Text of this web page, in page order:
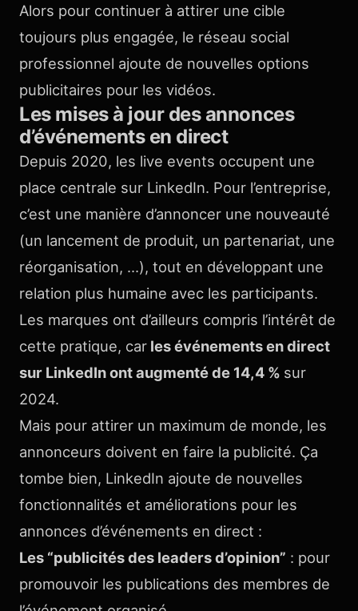
Alors pour continuer à attirer une cible
toujours plus engagée, le réseau social
professionnel ajoute de nouvelles options
publicitaires pour les vidéos.
Les mises à jour des annonces
d’événements en direct
Depuis 2020, les live events occupent une
place centrale sur LinkedIn. Pour l’entreprise,
c’est une manière d’annoncer une nouveauté
(un lancement de produit, un partenariat, une
réorganisation, …), tout en développant une
relation plus humaine avec les participants.
Les marques ont d’ailleurs compris l’intérêt de
cette pratique, car les événements en direct
sur LinkedIn ont augmenté de 14,4 % sur
2024.
Mais pour attirer un maximum de monde, les
annonceurs doivent en faire la publicité. Ça
tombe bien, LinkedIn ajoute de nouvelles
fonctionnalités et améliorations pour les
annonces d’événements en direct :
Les “publicités des leaders d’opinion” : pour
promouvoir les publications des membres de